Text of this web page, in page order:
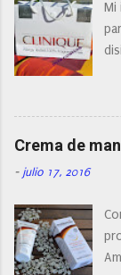
Mi
Crema de
- julio 17, 2016